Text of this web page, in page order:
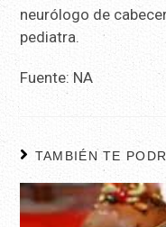
neurólogo de
pediatra.
Fuente: NA
TAMBIÉN TE